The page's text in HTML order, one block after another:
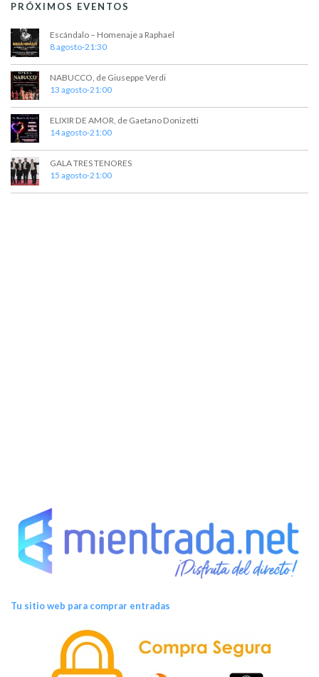
PRÓXIMOS EVENTOS
Escándalo – Homenaje a Raphael
8 agosto-21:30
NABUCCO, de Giuseppe Verdi
13 agosto-21:00
ELIXIR DE AMOR, de Gaetano Donizetti
14 agosto-21:00
GALA TRES TENORES
15 agosto-21:00
Tu sitio web para comprar entradas